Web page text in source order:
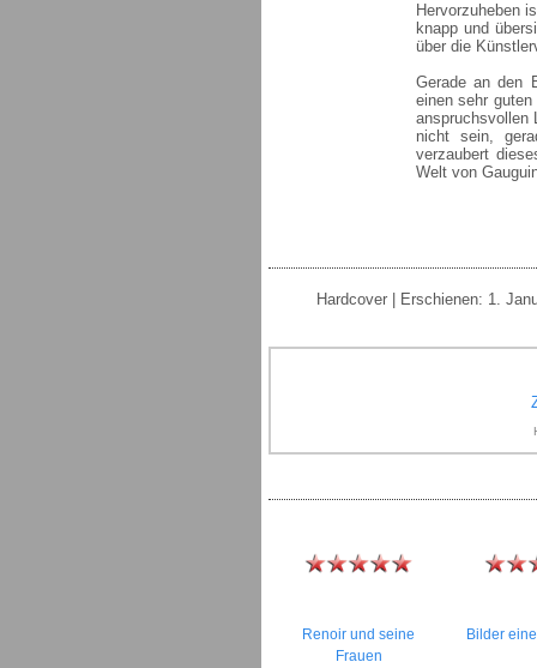
Hervorzuheben
knapp und
über die
Gerade an den
einen sehr
anspruchsvollen
nicht sein,
verzaubert
Welt von
Hardcover | Erschienen: 1.
Renoir und seine
Frauen
Bilder